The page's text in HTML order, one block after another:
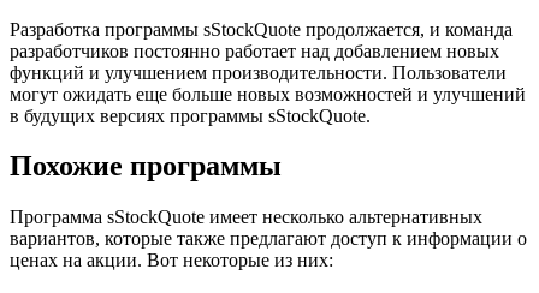
Разработка программы sStockQuote продолжается, и команда
разработчиков постоянно работает над добавлением новых
функций и улучшением производительности. Пользователи
могут ожидать еще больше новых возможностей и улучшений
в будущих версиях программы sStockQuote.
Похожие программы
Программа sStockQuote имеет несколько альтернативных
вариантов, которые также предлагают доступ к информации о
ценах на акции. Вот некоторые из них: